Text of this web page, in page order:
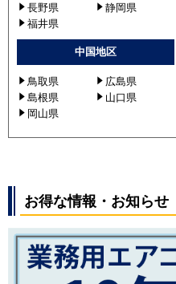
長野県
静岡県
福井県
中国地区
鳥取県
広島県
島根県
山口県
岡山県
お得な情報・お知らせ